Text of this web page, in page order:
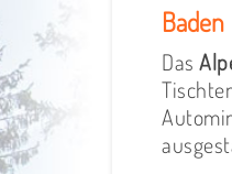
Baden
Das